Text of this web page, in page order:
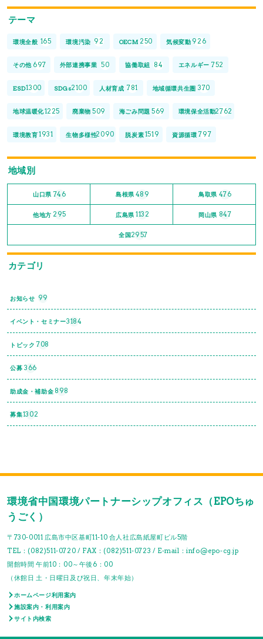
テーマ
環境全般 165 環境汚染 92 OECM 250 気候変動 926
その他 697 外部連携事業 50 協働取組 84 エネルギー 752
ESD1300 SDGs2100 人材育成 781 地域循環共生圏 370
地球温暖化1225 廃棄物 509 海ごみ問題 569 環境保全活動2762
環境教育1931 生物多様性2090 脱炭素1519 資源循環 797
地域別
山口県 746 島根県 489 鳥取県 476
他地方 295 広島県 1132 岡山県 847
全国2957
カテゴリ
お知らせ 99
イベント・セミナー3184
トピック 708
公募 366
助成金・補助金 898
募集1302
環境省中国環境パートナーシップオフィス（EPOちゅ
うごく）
〒730-0011 広島市中区基町11-10 合人社広島紙屋町ビル5階
TEL：(082)511-0720 / FAX：(082)511-0723 / E-mail：info@epo-cg.jp
開館時間 午前10：00～午後6：00
（休館日 土・日曜日及び祝日、年末年始）
ホームページ利用案内
施設案内・利用案内
サイト内検索